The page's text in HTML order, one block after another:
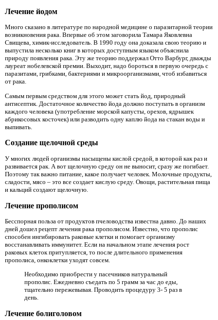
Лечение йодом
Много сказано в литературе по народной медицине о паразитарной теории
возникновения рака. Впервые об этом заговорила Тамара Яковлевна
Свищева, химик-исследователь. В 1990 году она доказала свою теорию и
выпустила несколько книг в которых доступным языком объяснила
природу появления рака. Эту же теорию поддержал Отто Варбург, дважды
лауреат нобелевской премии. Выходит, надо бороться в первую очередь с
паразитами, грибками, бактериями и микроорганизмами, чтоб избавиться
от рака.
Самым первым средством для этого может стать йод, природный
антисептик. Достаточное количество йода должно поступать в организм
каждого человека (употребление морской капусты, орехов, ядрышек
абрикосовых косточек) или разводить одну каплю йода на стакан воды и
выпивать.
Создание щелочной среды
У многих людей организмы насыщены кислой средой, в которой как раз и
развивается рак. А вот щелочную среду он не выносит, сразу же погибает.
Поэтому так важно питание, какое получает человек. Молочные продукты,
сладости, мясо – это все создает кислую среду. Овощи, растительная пища
и кальций создают щелочную.
Лечение прополисом
Бесспорная польза от продуктов пчеловодства известна давно. До наших
дней дошел рецепт лечения рака прополисом. Известно, что прополис
способен ингибировать раковые клетки и помогает организму
восстанавливать иммунитет. Если на начальном этапе лечения рост
раковых клеток притупляется, то после длительного применения
прополиса, онкоклетки уходят совсем.
Необходимо приобрести у пасечников натуральный
прополис. Ежедневно съедать по 5 грамм за час до еды,
тщательно пережевывая. Проводить процедуру 3- 5 раз в
день.
Лечение болиголовом